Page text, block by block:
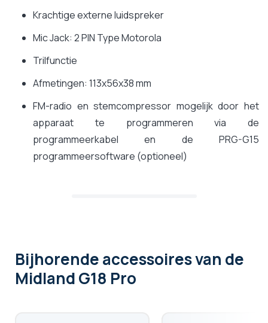
Krachtige externe luidspreker
Mic Jack: 2 PIN Type Motorola
Trilfunctie
Afmetingen: 113x56x38 mm
FM-radio en stemcompressor mogelijk door het
apparaat te programmeren via de
programmeerkabel en de PRG-G15
programmeersoftware (optioneel)
Bijhorende accessoiresvan de
Midland G18 Pro